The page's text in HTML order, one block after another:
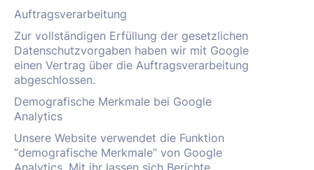
Auftragsverarbeitung
Zur vollständigen Erfüllung der gesetzlichen
Datenschutzvorgaben haben wir mit Google
einen Vertrag über die Auftragsverarbeitung
abgeschlossen.
Demografische Merkmale bei Google
Analytics
Unsere Website verwendet die Funktion
“demografische Merkmale” von Google
Analytics. Mit ihr lassen sich Berichte